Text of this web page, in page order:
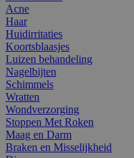
Acne
Haar
Huidirritaties
Koortsblaasjes
Luizen behandeling
Nagelbijten
Schimmels
Wratten
Wondverzorging
Stoppen Met Roken
Maag en Darm
Braken en Misselijkheid